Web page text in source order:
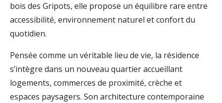
bois des Gripots, elle propose un équilibre rare entre
accessibilité, environnement naturel et confort du
quotidien.
Pensée comme un véritable lieu de vie, la résidence
s’intègre dans un nouveau quartier accueillant
logements, commerces de proximité, crèche et
espaces paysagers. Son architecture contemporaine